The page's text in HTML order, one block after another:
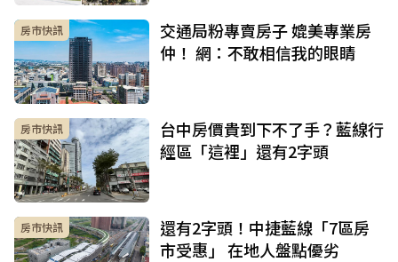
房市快訊
交通局粉專賣房子 媲美專業房
仲！ 網：不敢相信我的眼睛
房市快訊
台中房價貴到下不了手？藍線行
經區「這裡」還有2字頭
房市快訊
還有2字頭！中捷藍線「7區房
市受惠」 在地人盤點優劣